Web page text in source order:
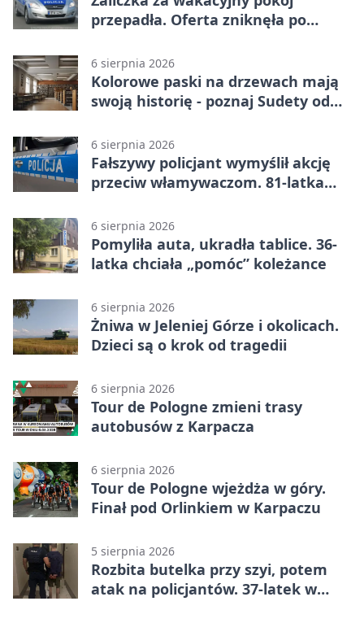
przepadła. Oferta zniknęła po
6 sierpnia 2026
Kolorowe paski na drzewach mają
swoją historię - poznaj Sudety od
6 sierpnia 2026
Fałszywy policjant wymyślił akcję
przeciw włamywaczom. 81-latka
6 sierpnia 2026
Pomyliła auta, ukradła tablice. 36-
latka chciała „pomóc” koleżance
6 sierpnia 2026
Żniwa w Jeleniej Górze i okolicach.
Dzieci są o krok od tragedii
6 sierpnia 2026
Tour de Pologne zmieni trasy
autobusów z Karpacza
6 sierpnia 2026
Tour de Pologne wjeżdża w góry.
Finał pod Orlinkiem w Karpaczu
5 sierpnia 2026
Rozbita butelka przy szyi, potem
atak na policjantów. 37-latek w